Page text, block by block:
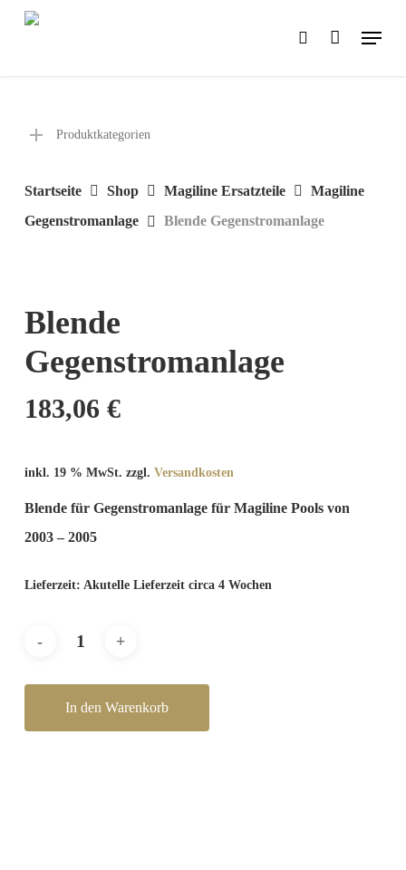
Skip
search
Menu
Produktkategorien
Startseite Shop Magiline Ersatzteile
Magiline
Gegenstromanlage
Blende Gegenstromanlage
Blende
Gegenstromanlage
183,06 €
inkl. 19 % MwSt. zzgl. Versandkosten
Blende für Gegenstromanlage für Magiline Pools von
2003 – 2005
Lieferzeit: Akutelle Lieferzeit circa 4 Wochen
In den Warenkorb